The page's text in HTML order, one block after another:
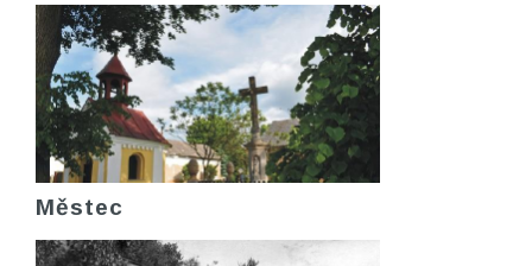
Městec